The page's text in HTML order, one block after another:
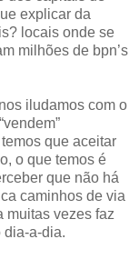
explicar da
locais onde se
milhões de bpn’s
iludamos com o
que aceitar
o que temos é
que não há
caminhos de via
muitas vezes faz
dia-a-dia.